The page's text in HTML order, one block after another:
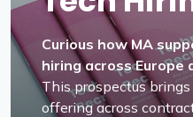
Curious how MA
hiring across Europe
This prospectus
offering across